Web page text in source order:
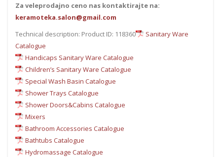
Za veleprodajno ceno nas kontaktirajte na:
keramoteka.salon@gmail.com
Technical description: Product ID: 118360
Sanitary Ware
Catalogue
Handicaps Sanitary Ware Catalogue
Children’s Sanitary Ware Catalogue
Special Wash Basin Catalogue
Shower Trays Catalogue
Shower Doors&Cabins Catalogue
Mixers
Bathroom Accessories Catalogue
Bathtubs Catalogue
Hydromassage Catalogue